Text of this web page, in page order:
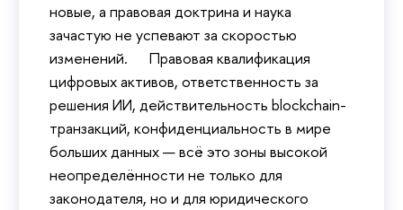
новые, а правовая доктрина и наука
зачастую не успевают за скоростью
изменений. Правовая квалификация
цифровых активов, ответственность за
решения ИИ, действительность blockchain-
транзакций, конфиденциальность в мире
больших данных — всё это зоны высокой
неопределённости не только для
законодателя, но и для юридического